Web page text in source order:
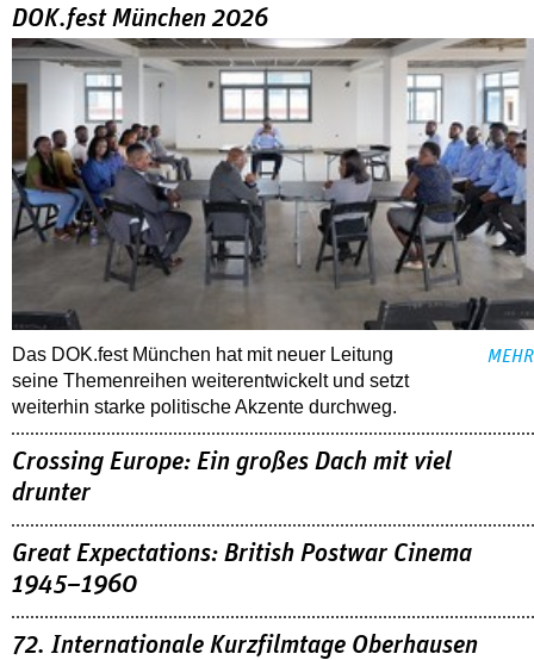
DOK.fest München 2026
Das DOK.fest München hat mit neuer Leitung
seine Themenreihen weiterentwickelt und setzt
weiterhin starke politische Akzente durchweg.
MEHR
Crossing Europe: Ein großes Dach mit viel
drunter
Great Expectations: British Postwar Cinema
1945–1960
72. Internationale Kurzfilmtage Oberhausen